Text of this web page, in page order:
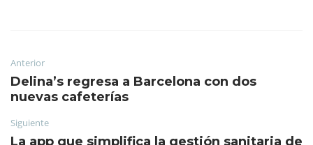
Anterior
Delina’s regresa a Barcelona con dos
nuevas cafeterías
Siguiente
La app que simplifica la gestión sanitaria de